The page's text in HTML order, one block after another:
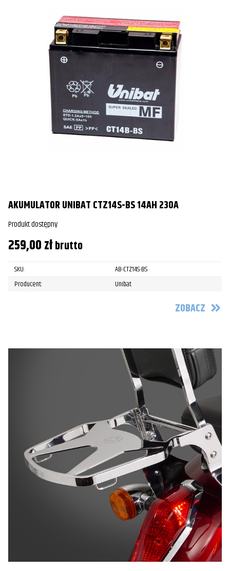
AKUMULATOR UNIBAT CTZ14S-BS 14AH 230A
Produkt dostępny
259,00złbrutto
SKU:
AB-CTZ14S-BS
Producent:
Unibat
ZOBACZ